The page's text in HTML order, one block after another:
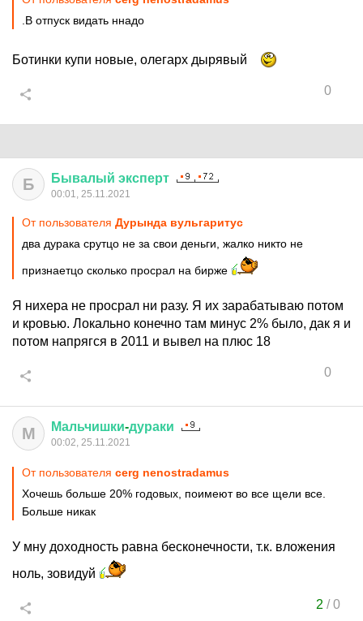
.В отпуск видать ннадо
Ботинки купи новые, олегарх дырявый
0
Б Бывалый эксперт
00:01, 25.11.2021
От пользователя Дурында вульгаритус
два дурака срутцо не за свои деньги, жалко никто не
признаетцо сколько просрал на бирже
Я нихера не просрал ни разу. Я их зарабатываю потом
и кровью. Локально конечно там минус 2% было, дак я и
потом напрягся в 2011 и вывел на плюс 18
0
М Мальчишки-дураки
00:02, 25.11.2021
От пользователя cerg nenostradamus
Хочешь больше 20% годовых, поимеют во все щели все.
Больше никак
У мну доходность равна бесконечности, т.к. вложения
ноль, зовидуй
2 /0